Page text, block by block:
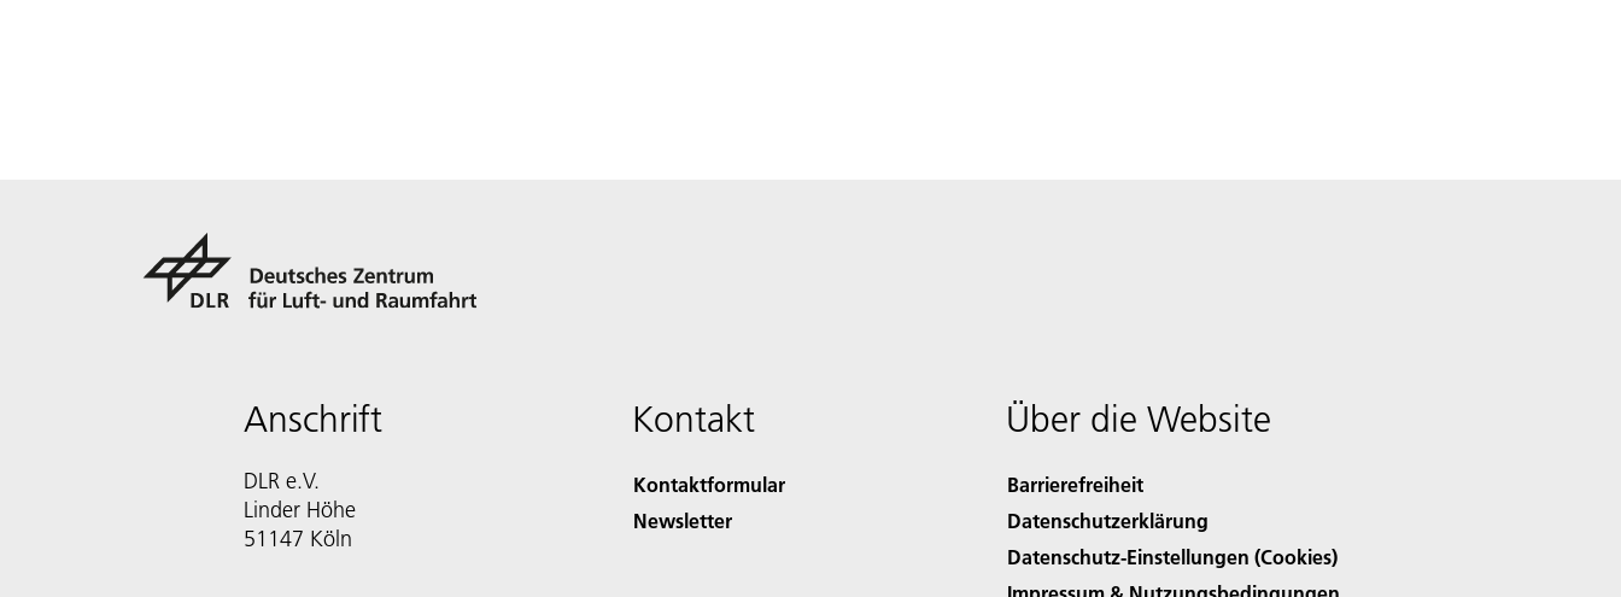
Anschrift
DLR e.V.
Linder Höhe
51147 Köln
Kontakt
Kontaktformular
Newsletter
Über die Website
Barrierefreiheit
Datenschutzerklärung
Datenschutz-Einstellungen (Cookies)